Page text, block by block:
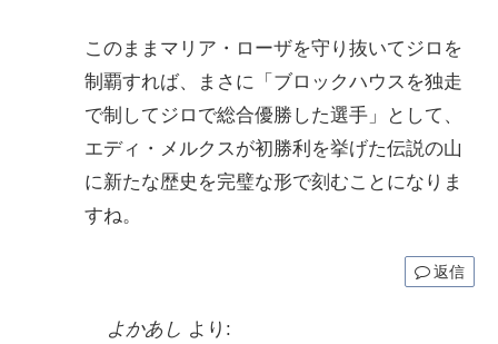
このままマリア・ローザを守り抜いてジロを
制覇すれば、まさに「ブロックハウスを独走
で制してジロで総合優勝した選手」として、
エディ・メルクスが初勝利を挙げた伝説の山
に新たな歴史を完璧な形で刻むことになりま
すね。
返信
よかあし より: